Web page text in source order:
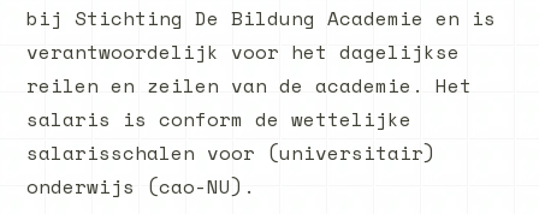
bij Stichting De Bildung Academie en is
verantwoordelijk voor het dagelijkse
reilen en zeilen van de academie. Het
salaris is conform de wettelijke
salarisschalen voor (universitair)
onderwijs (cao-NU).